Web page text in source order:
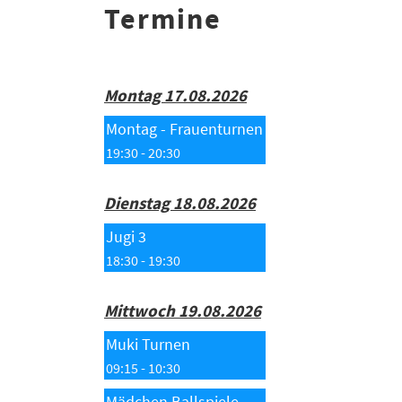
Termine
Montag 17.08.2026
Montag - Frauenturnen
19:30 - 20:30
Dienstag 18.08.2026
Jugi 3
18:30 - 19:30
Mittwoch 19.08.2026
Muki Turnen
09:15 - 10:30